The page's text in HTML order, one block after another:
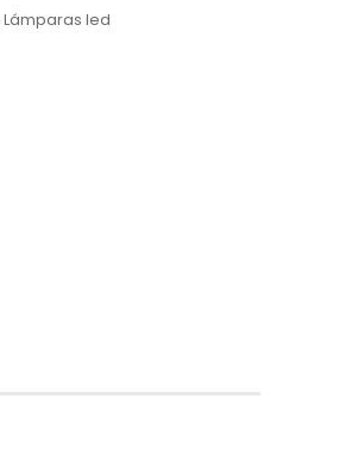
Lámparas led